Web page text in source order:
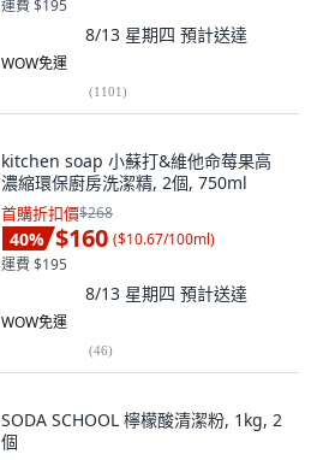
運費 $195
8/13 星期四 預計送達
WOW免運
(1101)
kitchen soap 小蘇打&維他命莓果高
濃縮環保廚房洗潔精, 2個, 750ml
首購折扣價$268
40% $160 ($10.67/100ml)
運費 $195
8/13 星期四 預計送達
WOW免運
(46)
SODA SCHOOL 檸檬酸清潔粉, 1kg, 2
個